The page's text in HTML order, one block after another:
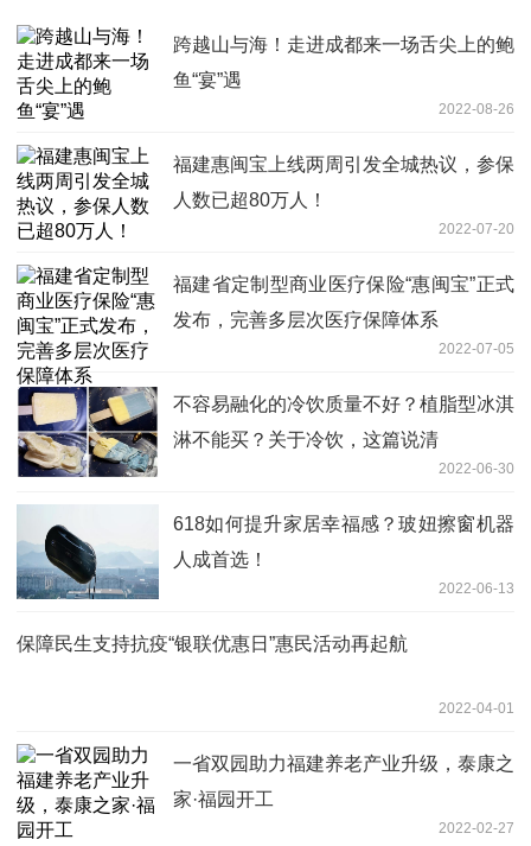
跨越山与海！走进成都来一场舌尖上的鲍
鱼“宴”遇
2022-08-26
福建惠闽宝上线两周引发全城热议，参保
人数已超80万人！
2022-07-20
福建省定制型商业医疗保险“惠闽宝”正式
发布，完善多层次医疗保障体系
2022-07-05
不容易融化的冷饮质量不好？植脂型冰淇
淋不能买？关于冷饮，这篇说清
2022-06-30
618如何提升家居幸福感？玻妞擦窗机器
人成首选！
2022-06-13
保障民生支持抗疫“银联优惠日”惠民活动再起航
2022-04-01
一省双园助力福建养老产业升级，泰康之
家·福园开工
2022-02-27